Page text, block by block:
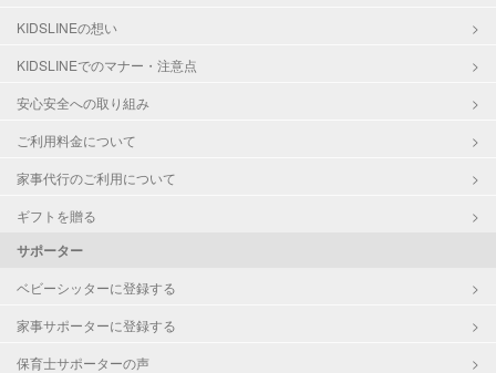
KIDSLINEの想い
KIDSLINEでのマナー・注意点
安心安全への取り組み
ご利用料金について
家事代行のご利用について
ギフトを贈る
サポーター
ベビーシッターに登録する
家事サポーターに登録する
保育士サポーターの声